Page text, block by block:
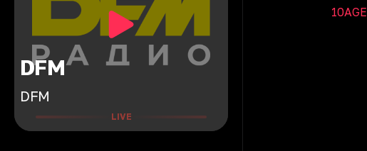
DFM
DFM
LIVE
10AGE